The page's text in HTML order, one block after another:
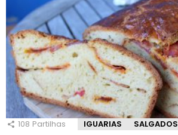
108 Partilhas IGUARIAS SALGADOS